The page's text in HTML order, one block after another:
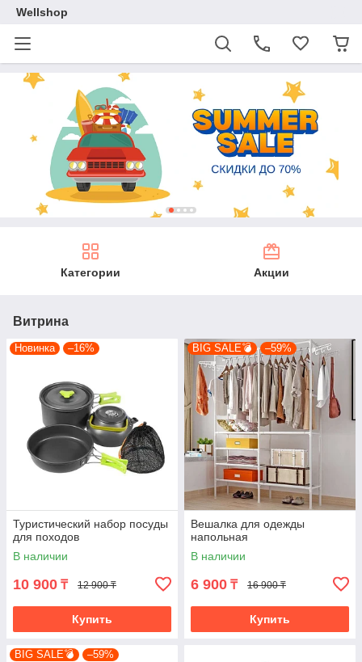
Wellshop
Категории Акции
Витрина
Новинка –16%
Туристический набор посуды
для походов
В наличии
10 900 ₸ 12 900 ₸
Купить
BIG SALE💣 –59%
Вешалка для одежды
напольная
В наличии
6 900 ₸ 16 900 ₸
Купить
BIG SALE💣 –59%